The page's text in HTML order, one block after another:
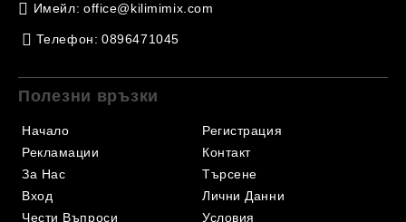
Имейл: office@kilimimix.com
Телефон: 0896471045
Полезни връзки
Начало
Рекламации
За Нас
Вход
Чести Въпроси
Регистрация
Контакт
Търсене
Лични Данни
Условия